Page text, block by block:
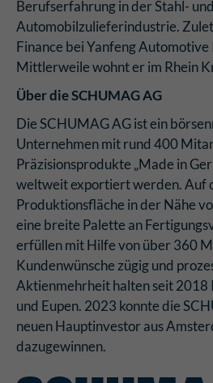
Berufserfahrung in der Stahl- und
Automobilzulieferindustrie.
Finance bei Yanfeng
Mittlerweile wohnt er im Rhein
Über die SCHUMAGAG
Die SCHUMAG AG ist ein
Unternehmen mit rund 400
Präzisionsprodukte „Made in
weltweit exportiert werden. Auf
Produktionsfläche in der Nähe
eine breite Palette an
erfüllen mit Hilfe von über 360
Kundenwünsche zügig und
Aktienmehrheit halten seit 2018
und Eupen. 2023 konnte die
neuen Hauptinvestor aus
dazugewinnen.